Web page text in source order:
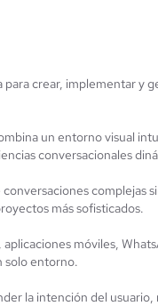
Stack AI
calificación
crear, implementar y
un entorno visual
conversacionales
complejas
más sofisticados.
móviles,
solo entorno.
la intención del